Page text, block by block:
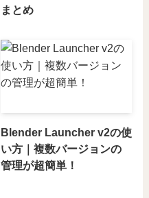
まとめ
Blender Launcher v2の使
い方｜複数バージョンの
管理が超簡単！